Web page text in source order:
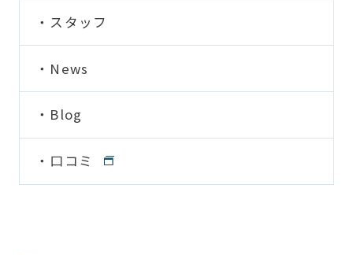
スタッフ
News
Blog
口コミ